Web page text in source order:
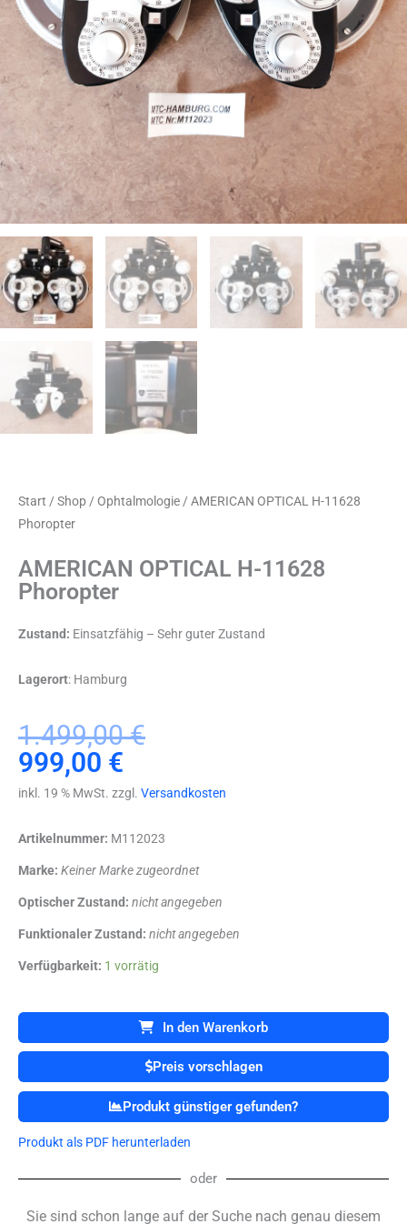
Start / Shop / Ophtalmologie / AMERICAN OPTICAL H-11628
Phoropter
AMERICAN OPTICAL H-11628
Phoropter
Zustand: Einsatzfähig – Sehr guter Zustand
Lagerort: Hamburg
1.499,00€
Ursprünglicher
Preis
war:
999,00 €
Aktueller
Preis
ist:
inkl. 19 % MwSt. zzgl. Versandkosten
Artikelnummer: M112023
Marke: Keiner Marke zugeordnet
Optischer Zustand: nicht angegeben
Funktionaler Zustand: nicht angegeben
Verfügbarkeit: 1 vorrätig
AMERICAN
11628
Phoropter
Menge
In den Warenkorb
Preis vorschlagen
Produkt günstiger gefunden?
Produkt als PDF herunterladen
oder
Sie sind schon lange auf der Suche nach genau diesem